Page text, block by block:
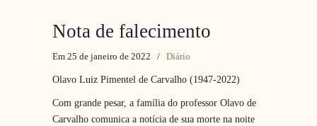
Nota de falecimento
Em 25 de janeiro de 2022 / Diário
Olavo Luiz Pimentel de Carvalho (1947-2022)
Com grande pesar, a família do professor Olavo de
Carvalho comunica a notícia de sua morte na noite